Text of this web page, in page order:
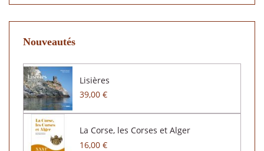
Nouveautés
Lisières
39,00 €
La Corse, les Corses et Alger
16,00 €